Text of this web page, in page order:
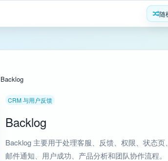
随
Backlog
CRM 与用户反馈
Backlog
Backlog 主要用于处理客服、反馈、权限、状态页、
邮件通知、用户成功、产品分析和团队协作流程。